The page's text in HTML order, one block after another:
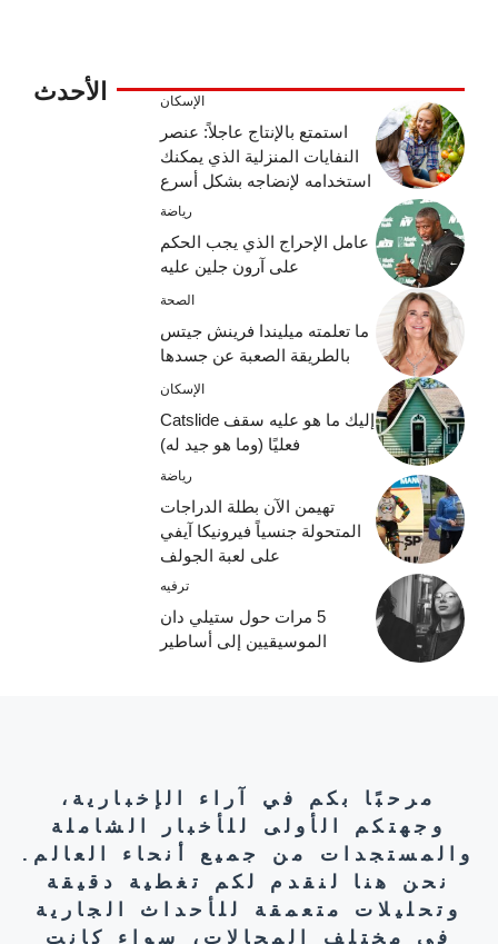
الأحدث الإسكان
استمتع بالإنتاج عاجلاً: عنصر
النفايات المنزلية الذي يمكنك
استخدامه لإنضاجه بشكل أسرع
رياضة
عامل الإحراج الذي يجب الحكم
على آرون جلين عليه
الصحة
ما تعلمته ميليندا فرينش جيتس
بالطريقة الصعبة عن جسدها
الإسكان
إليك ما هو عليه سقف Catslide
فعليًا (وما هو جيد له)
رياضة
تهيمن الآن بطلة الدراجات
المتحولة جنسياً فيرونيكا آيفي
على لعبة الجولف
ترفيه
5 مرات حول ستيلي دان
الموسيقيين إلى أساطير
مرحبًا بكم في آراء الإخبارية،
وجهتكم الأولى للأخبار الشاملة
والمستجدات من جميع أنحاء العالم.
نحن هنا لنقدم لكم تغطية دقيقة
وتحليلات متعمقة للأحداث الجارية
في مختلف المجالات، سواء كانت